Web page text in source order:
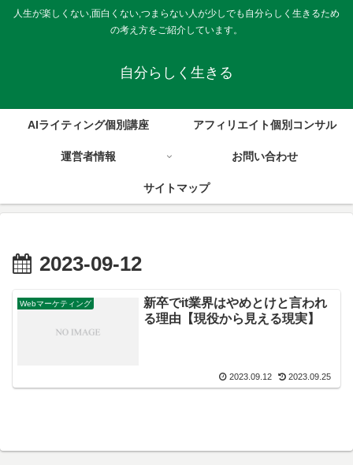
人生が楽しくない,面白くない,つまらない人が少しでも自分らしく生きるため
の考え方をご紹介しています。
自分らしく生きる
AIライティング個別講座 アフィリエイト個別コンサル
運営者情報 お問い合わせ
サイトマップ
2023-09-12
Webマーケティング
新卒でit業界はやめとけと言われ
る理由【現役から見える現実】
2023.09.12 2023.09.25